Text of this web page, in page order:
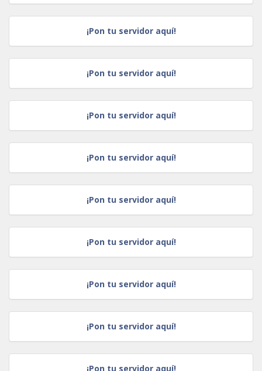
¡Pon tu servidor aquí!
¡Pon tu servidor aquí!
¡Pon tu servidor aquí!
¡Pon tu servidor aquí!
¡Pon tu servidor aquí!
¡Pon tu servidor aquí!
¡Pon tu servidor aquí!
¡Pon tu servidor aquí!
¡Pon tu servidor aquí!